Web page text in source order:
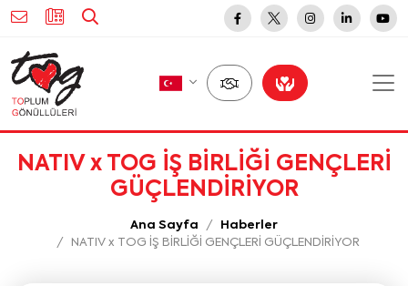
NATIV x TOG İŞ BİRLİĞİ GENÇLERİ
GÜÇLENDİRİYOR
Ana Sayfa
Haberler
NATIV x TOG İŞ BİRLİĞİ GENÇLERİ GÜÇLENDİRİYOR